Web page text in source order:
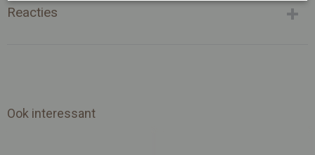
Reacties
Ook interessant